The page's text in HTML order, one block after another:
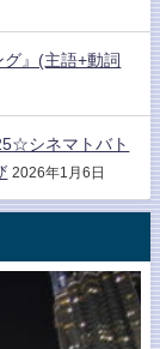
』(主語+動詞
シネマトバト
2026年1月6日